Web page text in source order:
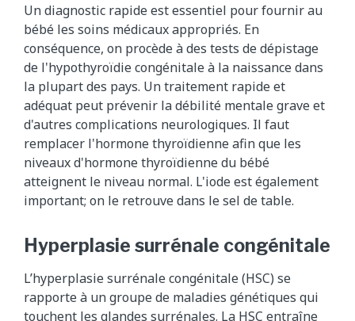
Un diagnostic rapide est essentiel pour fournir au
bébé les soins médicaux appropriés. En
conséquence, on procède à des tests de dépistage
de l'hypothyroïdie congénitale à la naissance dans
la plupart des pays. Un traitement rapide et
adéquat peut prévenir la débilité mentale grave et
d'autres complications neurologiques. Il faut
remplacer l'hormone thyroïdienne afin que les
niveaux d'hormone thyroïdienne du bébé
atteignent le niveau normal. L'iode est également
important; on le retrouve dans le sel de table.
Hyperplasie surrénale congénitale
L’hyperplasie surrénale congénitale (HSC) se
rapporte à un groupe de maladies génétiques qui
touchent les glandes surrénales. La HSC entraîne